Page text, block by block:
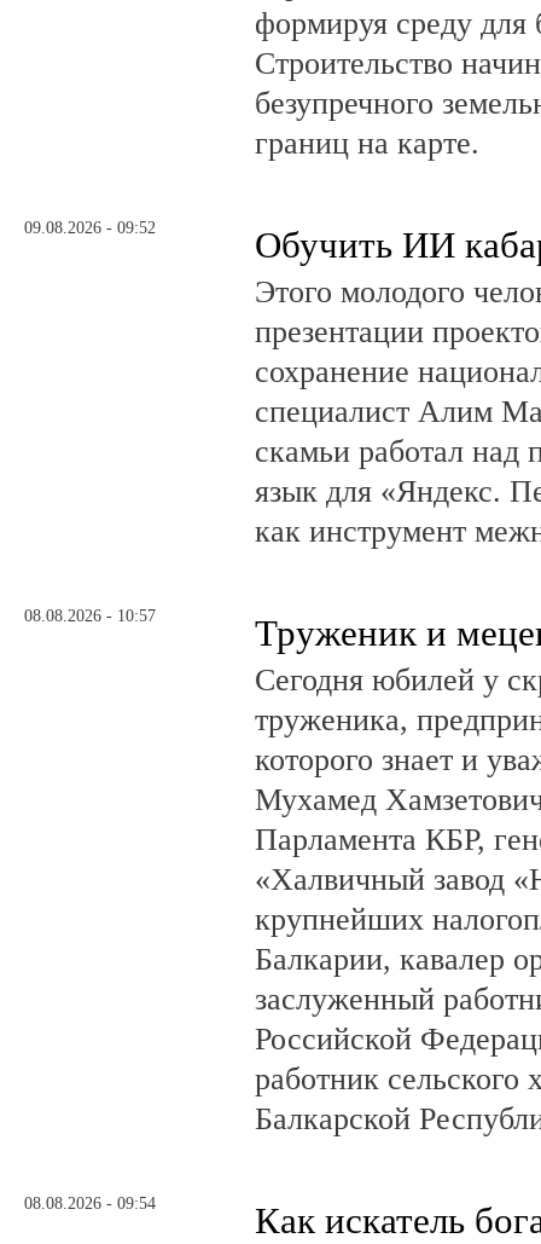
формируя среду
Строительство
безупречного
границ на карте.
09.08.2026 - 09:52 Обучить ИИ
Этого молодого
презентации
сохранение
специалист Алим
скамьи работал над
язык для «Яндекс.
как инструмент
08.08.2026 - 10:57 Труженик и
Сегодня юбилей у
труженика,
которого знает и
Мухамед
Парламента КБР,
«Халвичный завод
крупнейших
Балкарии, кавалер
заслуженный
Российской
работник сельского
Балкарской
08.08.2026 - 09:54
Как искатель